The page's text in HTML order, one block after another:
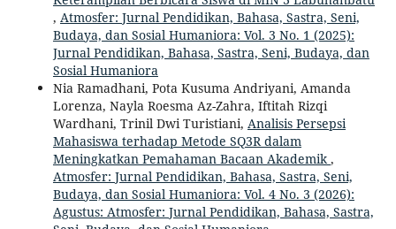
, Atmosfer: Jurnal Pendidikan, Bahasa, Sastra, Seni,
Budaya, dan Sosial Humaniora: Vol. 3 No. 1 (2025):
Jurnal Pendidikan, Bahasa, Sastra, Seni, Budaya, dan
Sosial Humaniora
Nia Ramadhani, Pota Kusuma Andriyani, Amanda
Lorenza, Nayla Roesma Az-Zahra, Iftitah Rizqi
Wardhani, Trinil Dwi Turistiani, Analisis Persepsi
Mahasiswa terhadap Metode SQ3R dalam
Meningkatkan Pemahaman Bacaan Akademik ,
Atmosfer: Jurnal Pendidikan, Bahasa, Sastra, Seni,
Budaya, dan Sosial Humaniora: Vol. 4 No. 3 (2026):
Agustus: Atmosfer: Jurnal Pendidikan, Bahasa, Sastra,